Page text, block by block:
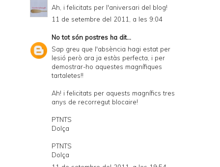
Ah, i felicitats per l'aniversari del blog!
11 de setembre del 2011, a les 9:04
No tot són postres ha dit...
Sap greu que l'absència hagi estat per
lesió però ara ja estàs perfecta, i per
demostrar-ho aquestes magnífiques
tartaletes!!
Ah! i felicitats per aquests magnífics tres
anys de recorregut blocaire!
PTNTS
Dolça
PTNTS
Dolça